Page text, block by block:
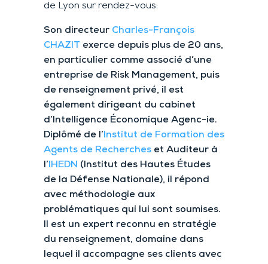
de Lyon sur rendez-vous:
Son directeur Charles-François
CHAZIT exerce depuis plus de 20 ans,
en particulier comme associé d’une
entreprise de Risk Management, puis
de renseignement privé, il est
également dirigeant du cabinet
d’Intelligence Économique Agenc-ie.
Diplômé de l’ Institut de Formation des
Agents de Rechercheset Auditeur à
l’ IHEDN (Institut des Hautes Études
de la Défense Nationale), il répond
avec méthodologie aux
problématiques qui lui sont soumises.
Il est un expert reconnu en stratégie
du renseignement, domaine dans
lequel il accompagne ses clients avec